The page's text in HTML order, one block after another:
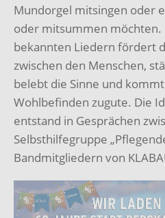
Mundorgel mitsingen oder
oder mitsummen möchten.
bekannten Liedern fördert
zwischen den Menschen,
belebt die Sinne und
Wohlbefinden zugute. Die
entstand in Gesprächen
Selbsthilfegruppe
Bandmitgliedern von